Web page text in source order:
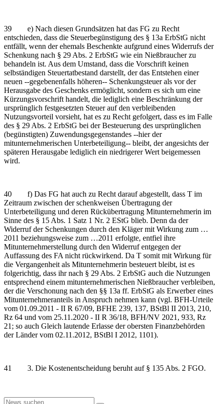
39 e) Nach diesen Grundsätzen hat das FG zu Recht
entschieden, dass die Steuerbegünstigung des § 13a ErbStG nicht
entfällt, wenn der ehemals Beschenkte aufgrund eines Widerrufs der
Schenkung nach § 29 Abs. 2 ErbStG wie ein Nießbraucher zu
behandeln ist. Aus dem Umstand, dass die Vorschrift keinen
selbständigen Steuertatbestand darstellt, der das Entstehen einer
neuen ‑‑gegebenenfalls höheren‑‑ Schenkungsteuer als vor der
Herausgabe des Geschenks ermöglicht, sondern es sich um eine
Kürzungsvorschrift handelt, die lediglich eine Beschränkung der
ursprünglich festgesetzten Steuer auf den verbleibenden
Nutzungsvorteil vorsieht, hat es zu Recht gefolgert, dass es im Falle
des § 29 Abs. 2 ErbStG bei der Besteuerung des ursprünglichen
(begünstigten) Zuwendungsgegenstandes ‑‑hier der
mitunternehmerischen Unterbeteiligung‑‑ bleibt, der angesichts der
späteren Herausgabe lediglich ein niedrigerer Wert beigemessen
wird.
40 f) Das FG hat auch zu Recht darauf abgestellt, dass T im
Zeitraum zwischen der schenkweisen Übertragung der
Unterbeteiligung und deren Rückübertragung Mitunternehmerin im
Sinne des § 15 Abs. 1 Satz 1 Nr. 2 EStG blieb. Denn da der
Widerruf der Schenkungen durch den Kläger mit Wirkung zum …
2011 beziehungsweise zum …2011 erfolgte, entfiel ihre
Mitunternehmerstellung durch den Widerruf entgegen der
Auffassung des FA nicht rückwirkend. Da T somit mit Wirkung für
die Vergangenheit als Mitunternehmerin besteuert bleibt, ist es
folgerichtig, dass ihr nach § 29 Abs. 2 ErbStG auch die Nutzungen
entsprechend einem mitunternehmerischen Nießbraucher verbleiben,
der die Verschonung nach den §§ 13a ff. ErbStG als Erwerber eines
Mitunternehmeranteils in Anspruch nehmen kann (vgl. BFH-Urteile
vom 01.09.2011 - II R 67/09, BFHE 239, 137, BStBl II 2013, 210,
Rz 64 und vom 25.11.2020 - II R 36/18, BFH/NV 2021, 933, Rz
21; so auch Gleich lautende Erlasse der obersten Finanzbehörden
der Länder vom 02.11.2012, BStBl I 2012, 1101).
41 3. Die Kostenentscheidung beruht auf § 135 Abs. 2 FGO.